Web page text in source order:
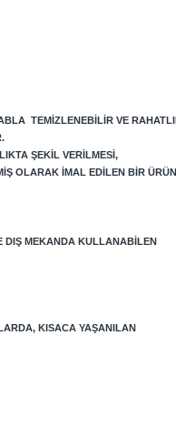
TEMIZLENEBILIR VE
ŞEKIL VERILMESI,
OLARAK IMAL EDILEN BIR
DIŞ MEKANDA KULLANABILEN
KISACA YAŞANILAN